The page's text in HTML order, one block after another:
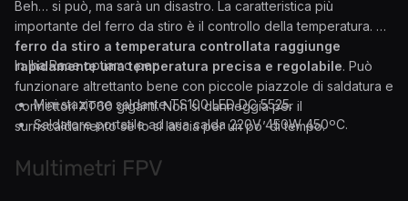
Beh… si può, ma sarà un disastro. La caratteristica più
importante del ferro da stiro è il controllo della temperatura. Un
ferro da stiro a temperatura controllata raggiunge
rapidamente una temperatura precisa e regolabile. Può
funzionare altrettanto bene con piccole piazzole di saldatura e
connettori XT60 giganti. Non si danneggia per il
surriscaldamento se lo si lascia per un po’ di tempo.
In Iha Race optiamo per:
Mini stazione saldante TS100 LED DC 5525.
Saldatore portatile ad aria calda 220V 450W 450ºC.
Multimetri FPV